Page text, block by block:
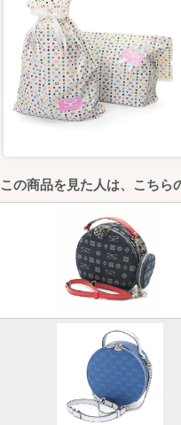
この商品を見た人は、こちら